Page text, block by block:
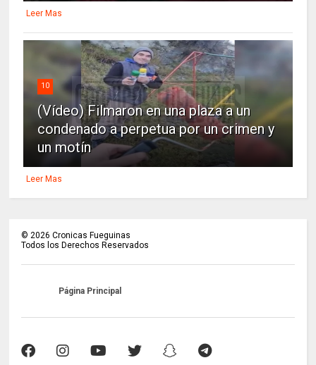
Leer Mas
10
(Vídeo) Filmaron en una plaza a un
condenado a perpetua por un crimen y
un motín
Leer Mas
©2026 Cronicas Fueguinas
Todos los Derechos Reservados
Página Principal